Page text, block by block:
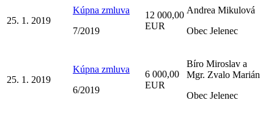
25. 1. 2019
Kúpna zmluva
7/2019
12 000,00
EUR
Andrea Mikulová
Obec Jelenec
25. 1. 2019
Kúpna zmluva
6/2019
6 000,00
EUR
Bíro Miroslav a
Mgr. Zvalo Marián
Obec Jelenec